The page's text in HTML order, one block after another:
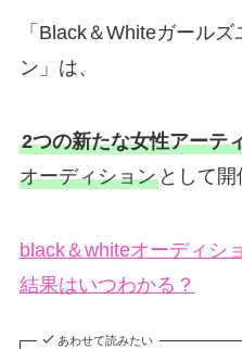
「Black＆Whiteガール
ン」は、
2つの新たな女性アーテ
オーディションとして開
black＆whiteオーディシ
結果はいつわかる？
あわせて読みたい